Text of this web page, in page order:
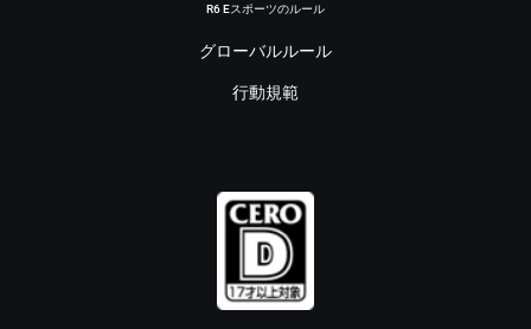
R6 Eスポーツのルール
グローバルルール
行動規範